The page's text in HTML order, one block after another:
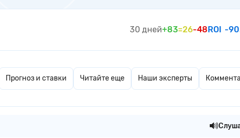
30 дней+83=26-48ROI -
Прогноз и ставки Читайте еще Наши эксперты